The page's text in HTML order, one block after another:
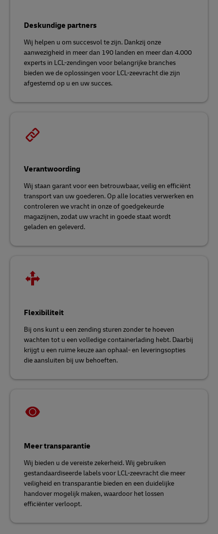
Deskundige partners
Wij helpen u om succesvol te zijn. Dankzij onze
aanwezigheid in meer dan 190 landen en meer dan 4.000
experts in LCL-zendingen voor belangrijke branches
bieden we de oplossingen voor LCL-zeevracht die zijn
afgestemd op u en uw succes.
Verantwoording
Wij staan garant voor een betrouwbaar, veilig en efficiënt
transport van uw goederen. Op alle locaties verwerken en
controleren we vracht in onze of goedgekeurde
magazijnen, zodat uw vracht in goede staat wordt
geladen en geleverd.
Flexibiliteit
Bij ons kunt u een zending sturen zonder te hoeven
wachten tot u een volledige containerlading hebt. Daarbij
krijgt u een ruime keuze aan ophaal- en leveringsopties
die aansluiten bij uw behoeften.
Meer transparantie
Wij bieden u de vereiste zekerheid. Wij gebruiken
gestandaardiseerde labels voor LCL-zeevracht die meer
veiligheid en transparantie bieden en een duidelijke
handover mogelijk maken, waardoor het lossen
efficiënter verloopt.